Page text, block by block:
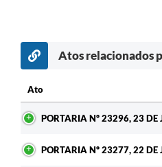
Atos relacionados
Ato
PORTARIA Nº 23296, 23 DE
PORTARIA Nº 23277, 22 DE